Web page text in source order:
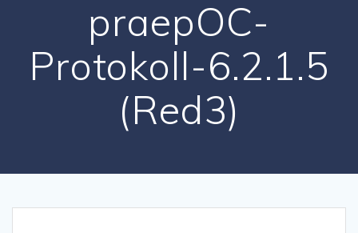
praepOC-
Protokoll-6.2.1.5
(Red3)